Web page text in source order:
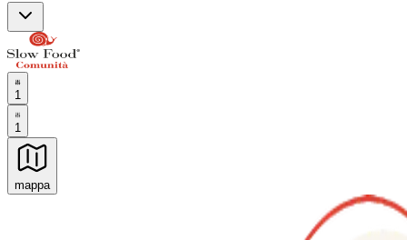
1
1
mappa
Esperienze culinarie indimenticabili: Esperienze